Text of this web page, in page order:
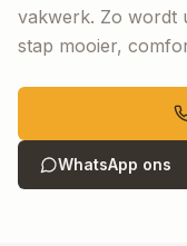
vakwerk. Zo wordt
stap mooier,
WhatsApp ons